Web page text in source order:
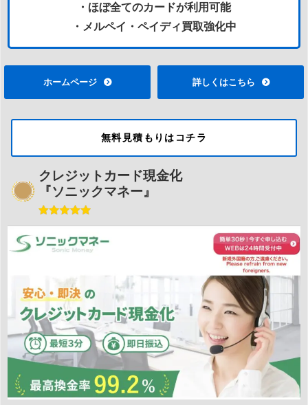
・ほぼ全てのカードが利用可能
・メルペイ・ペイディ買取強化中
ホームページ 詳しくはこちら
無料見積もりはコチラ
クレジットカード現金化
『ソニックマネー』